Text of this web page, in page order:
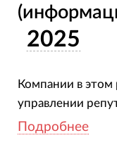
2025
Компании в этом
управлении
подтвердили
Подробнее